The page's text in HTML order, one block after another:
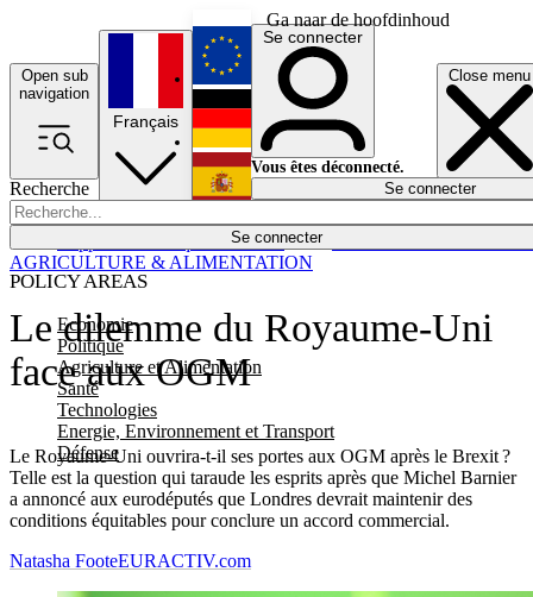
Ga naar de hoofdinhoud
Open sub
navigation
Close menu
Recherche
Se connecter
POLICY AREAS
Economie
Politique
Agriculture et Alimentation
Santé
Technologies
Energie, Environnement et Transport
Défense
Économie
Français
English
Deutsch
Español
Se connecter
Vous êtes déconnecté.
Se connecter
Le dilemme du Royaume-Uni
face aux OGM
Le Royaume-Uni ouvrira-t-il ses portes aux OGM après le Brexit ?
Telle est la question qui taraude les esprits après que Michel Barnier
a annoncé aux eurodéputés que Londres devrait maintenir des
conditions équitables pour conclure un accord commercial.
AGRICULTURE & ALIMENTATION
Natasha FooteEURACTIV.com